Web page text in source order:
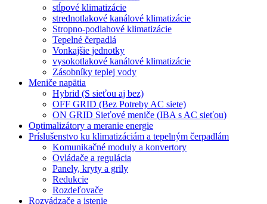
stĺpové klimatizácie
strednotlakové kanálové klimatizácie
Stropno-podlahové klimatizácie
Tepelné čerpadlá
Vonkajšie jednotky
vysokotlakové kanálové klimatizácie
Zásobníky teplej vody
Meniče napätia
Hybrid (S sieťou aj bez)
OFF GRID (Bez Potreby AC siete)
ON GRID Sieťové meniče (IBA s AC sieťou)
Optimalizátory a meranie energie
Príslušenstvo ku klimatizáciám a tepelným čerpadlám
Komunikačné moduly a konvertory
Ovládače a regulácia
Panely, kryty a grily
Redukcie
Rozdeľovače
Rozvádzače a istenie